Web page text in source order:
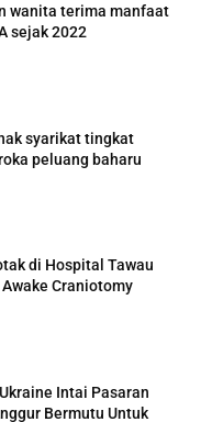
wanita terima manfaat
sejak 2022
syarikat tingkat
peluang baharu
di Hospital Tawau
Craniotomy
Intai Pasaran
Bermutu Untuk